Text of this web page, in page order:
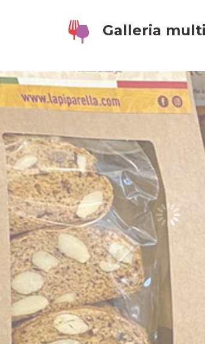
Galleria